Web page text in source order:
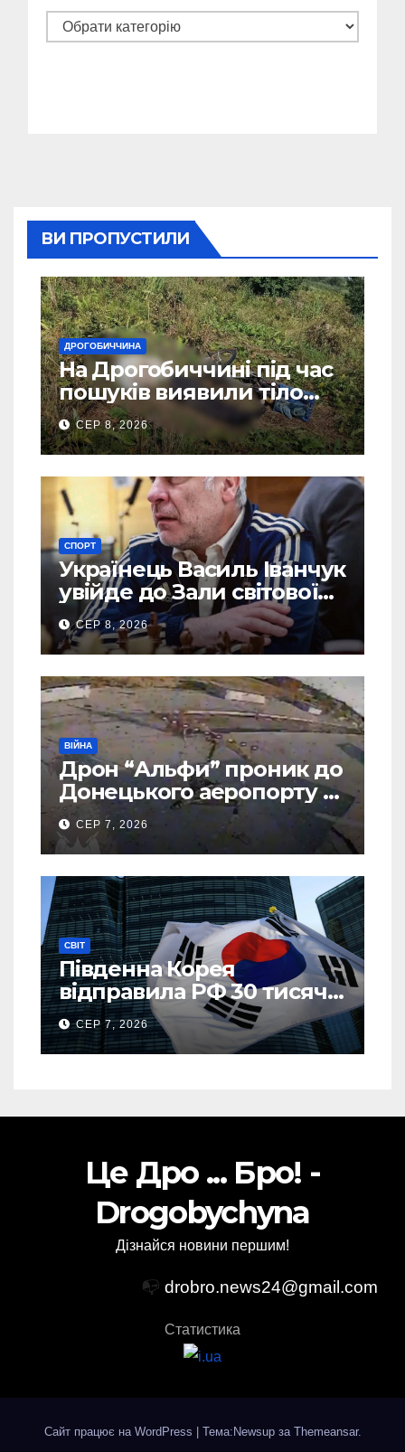
Категорії
ВИ ПРОПУСТИЛИ
ДРОГОБИЧЧИНА
На Дрогобиччині під час
пошуків виявили тіло
зниклого чоловіка
СЕР 8, 2026
СПОРТ
Українець Василь Іванчук
увійде до Зали світової
шахової слави
СЕР 8, 2026
ВІЙНА
Дрон “Альфи” проник до
Донецького аеропорту та
спалив “Шахед” ще до
запуску
СЕР 7, 2026
СВІТ
Південна Корея
відправила РФ 30 тисяч
тонн авіапалива
СЕР 7, 2026
Це Дро ... Бро! -
Drogobychyna
Дізнайся новини першим!
📭 drobro.news24@gmail.com
Статистика
Сайт працює на WordPress Тема:Newsup за Themeansar.